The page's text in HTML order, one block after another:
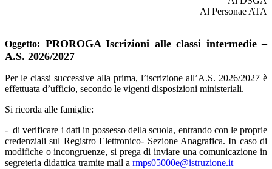
Al Personae ATA
Oggetto: PROROGA Iscrizioni alle classi intermedie –
A.S. 2026/2027
Per le classi successive alla prima, l’iscrizione all’A.S. 2026/2027 è
effettuata d’ufficio, secondo le vigenti disposizioni ministeriali.
Si ricorda alle famiglie:
-di verificare i dati in possesso della scuola, entrando con le proprie
credenziali sul Registro Elettronico- Sezione Anagrafica. In caso di
modifiche o incongruenze, si prega di inviare una comunicazione in
segreteria didattica tramite mail a rmps05000e@istruzione.it